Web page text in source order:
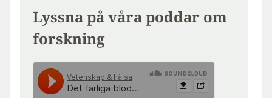
Lyssna på våra poddar om
forskning